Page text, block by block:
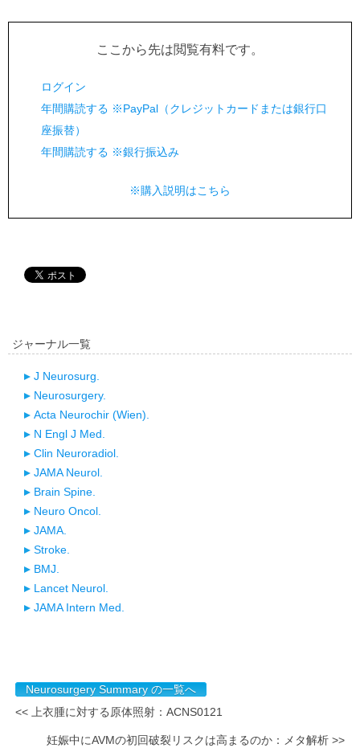
ここから先は閲覧有料です。
ログイン
年間購読する ※PayPal（クレジットカードまたは銀行口
座振替）
年間購読する ※銀行振込み
※購入説明はこちら
ジャーナル一覧
J Neurosurg.
Neurosurgery.
Acta Neurochir (Wien).
N Engl J Med.
Clin Neuroradiol.
JAMA Neurol.
Brain Spine.
Neuro Oncol.
JAMA.
Stroke.
BMJ.
Lancet Neurol.
JAMA Intern Med.
Neurosurgery Summary の一覧へ
<< 上衣腫に対する原体照射：ACNS0121
妊娠中にAVMの初回破裂リスクは高まるのか：メタ解析 >>